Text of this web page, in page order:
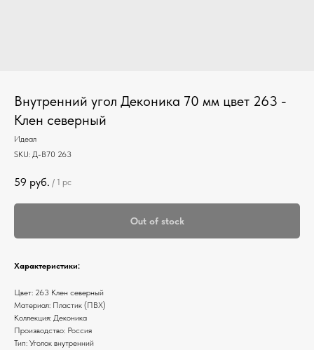
Внутренний угол Деконика 70 мм цвет 263 -
Клен северный
Идеал
SKU: Д-В70 263
59 руб. / 1 pc
Out of stock
Характеристики:
Цвет: 263 Клен северный
Материал: Пластик (ПВХ)
Коллекция: Деконика
Производство: Россия
Тип: Уголок внутренний